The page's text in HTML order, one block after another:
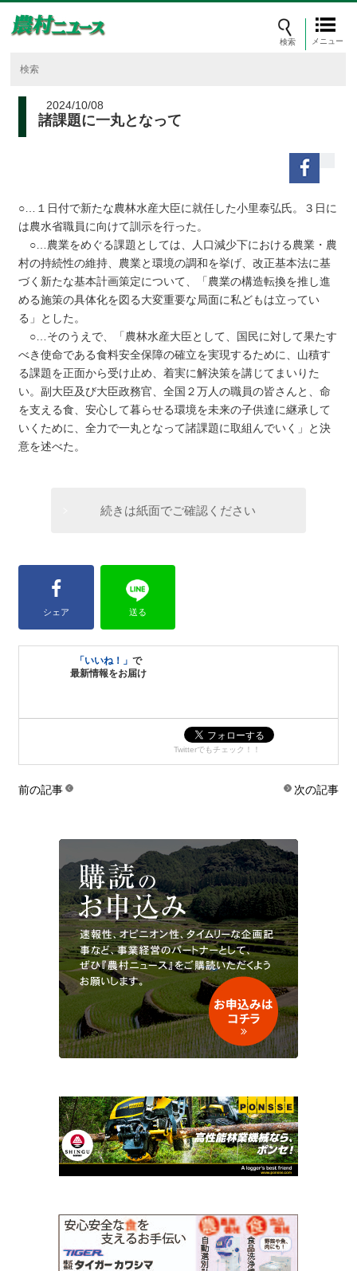
メニュー
2024/10/08
諸課題に一丸となって
○…１日付で新たな農林水産大臣に就任した小里泰弘氏。３日に
は農水省職員に向けて訓示を行った。
○…農業をめぐる課題としては、人口減少下における農業・農
村の持続性の維持、農業と環境の調和を挙げ、改正基本法に基
づく新たな基本計画策定について、「農業の構造転換を推し進
める施策の具体化を図る大変重要な局面に私どもは立ってい
る」とした。
○…そのうえで、「農林水産大臣として、国民に対して果たす
べき使命である食料安全保障の確立を実現するために、山積す
る課題を正面から受け止め、着実に解決策を講じてまいりた
い。副大臣及び大臣政務官、全国２万人の職員の皆さんと、命
を支える食、安心して暮らせる環境を未来の子供達に継承して
いくために、全力で一丸となって諸課題に取組んでいく」と決
意を述べた。
続きは紙面でご確認ください
シェア 送る
「いいね！」で
最新情報をお届け
Twitterでもチェック！！
前の記事 次の記事